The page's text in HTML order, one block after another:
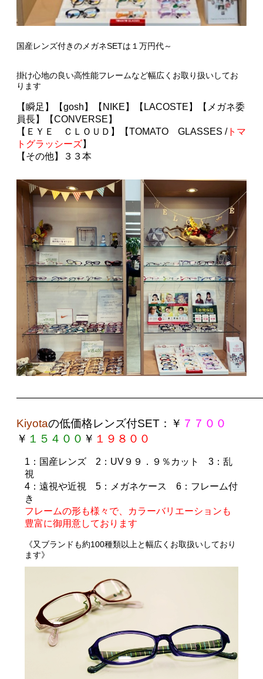
国産レンズ付きのメガネSETは１万円代～
掛け心地の良い高性能フレームなど幅広くお取り扱いしてお
ります
【瞬足】
【gosh】【NIKE】【LACOSTE】【メガネ委
員長】【CONVERSE】
【ＥＹＥ ＣＬＯＵＤ】【TOMATO GLASSES /トマ
トグラッシーズ】
【 その他】３３本
Kiyotaの低価格レンズ付SET ：￥ ７７００
￥ １５４００ ￥ １９８００
1 ：国産レンズ 2 ：UV９９．９％カット 3：乱
視
4：遠視や近視 5：メガネケース 6：フレーム付
き
フレームの形も様々で、カラーバリエーションも
豊富に御用意しております
《又ブランドも約100種類以上と幅広くお取扱いしており
ます》